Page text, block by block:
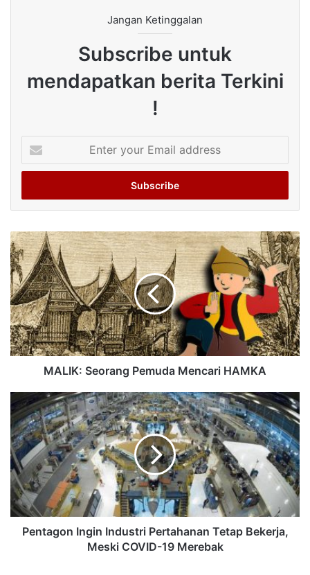
Jangan Ketinggalan
Subscribe untuk
mendapatkan berita Terkini
!
your
Email
MALIK: Seorang Pemuda Mencari HAMKA
Pentagon Ingin Industri Pertahanan Tetap Bekerja,
Meski COVID-19 Merebak